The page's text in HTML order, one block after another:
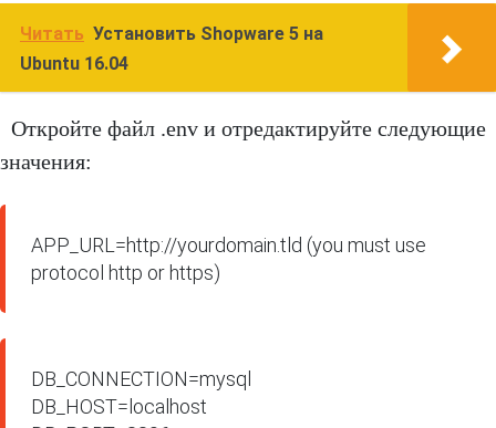
Читать Установить Shopware 5 на
Ubuntu 16.04
Откройте файл .env и отредактируйте следующие
значения:
APP_URL=http://yourdomain.tld (you must use
protocol http or https)
DB_CONNECTION=mysql
DB_HOST=localhost